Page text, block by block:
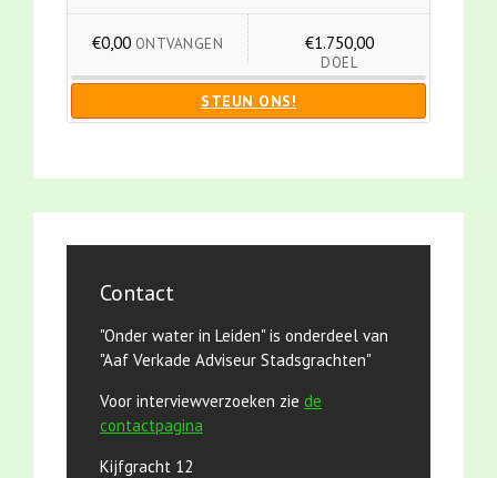
€0,00 ONTVANGEN €1.750,00
DOEL
STEUN ONS!
Contact
"Onder water in Leiden" is onderdeel van
"Aaf Verkade Adviseur Stadsgrachten"
Voor interviewverzoeken zie de
contactpagina
Kijfgracht 12